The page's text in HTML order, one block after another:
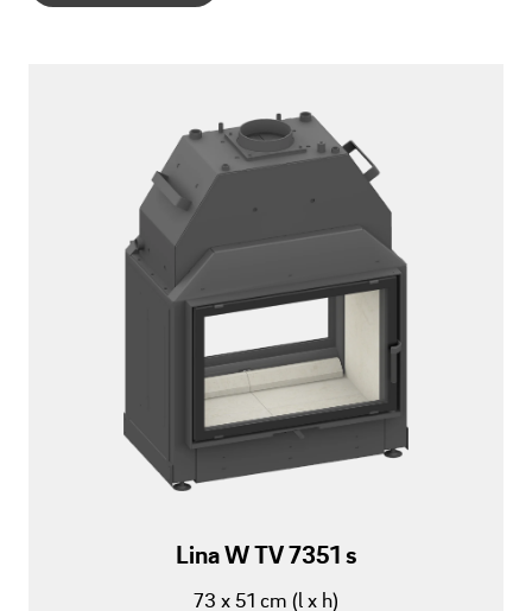
Lina W TV 7351 s
73 x 51 cm (l x h)